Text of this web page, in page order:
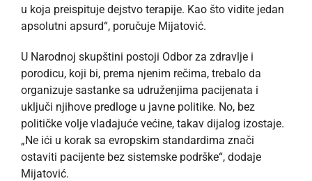
u koja preispituje dejstvo terapije. Kao što vidite jedan
apsolutni apsurd“, poručuje Mijatović.
U Narodnoj skupštini postoji Odbor za zdravlje i
porodicu, koji bi, prema njenim rečima, trebalo da
organizuje sastanke sa udruženjima pacijenata i
uključi njihove predloge u javne politike. No, bez
političke volje vladajuće većine, takav dijalog izostaje.
„Ne ići u korak sa evropskim standardima znači
ostaviti pacijente bez sistemske podrške“, dodaje
Mijatović.